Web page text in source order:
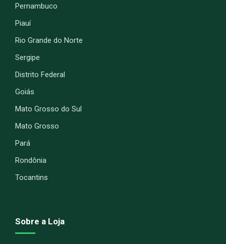
Pernambuco
Piauí
Rio Grande do Norte
Sergipe
Distrito Federal
Goiás
Mato Grosso do Sul
Mato Grosso
Pará
Rondônia
Tocantins
Sobre a Loja